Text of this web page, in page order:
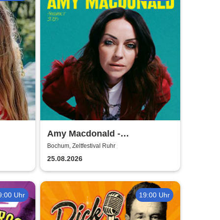
Amy Macdonald -
Sommershows 2026
Bochum, Zeltfestival Ruhr
25.08.2026
Uhr 19:00 Uhr